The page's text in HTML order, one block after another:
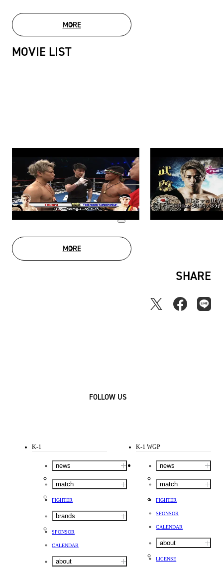
MOREPHOTO GALLERY
MOVIE LIST
MOREMOVIE LIST
SHARE
FOLLOW US
K-1
news
match
FIGHTER
brands
SPONSOR
CALENDAR
about
K-1 WGP
news
match
FIGHTER
SPONSOR
CALENDAR
about
LICENSE